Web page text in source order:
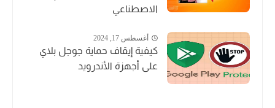
الاصطناعي
أغسطس 17, 2024
كيفية إيقاف حماية جوجل بلاي
على أجهزة الأندرويد